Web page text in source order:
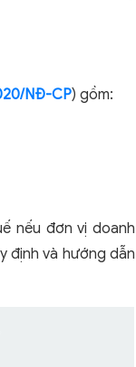
NĐ-CP) gồm:
nếu đơn vị doanh
định và hướng dẫn